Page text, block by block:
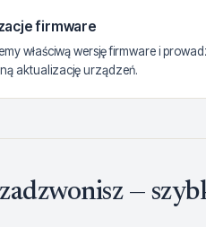
firmware
właściwą wersję firmware i
aktualizację urządzeń.
—